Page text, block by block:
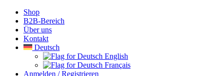
Shop
B2B-Bereich
Über uns
Kontakt
Deutsch
English
Français
Anmelden / Registrieren